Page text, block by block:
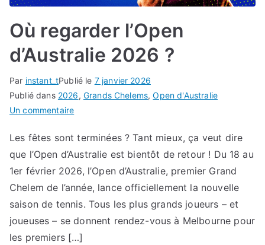
Où regarder l’Open
d’Australie 2026 ?
Par instant_tPublié le 7 janvier 2026
Publié dans 2026, Grands Chelems,Open d'Australie
Un commentairesur
regarder
l’Open
d’Australie
2026
?
Les fêtes sont terminées ? Tant mieux, ça veut dire
que l’Open d’Australie est bientôt de retour ! Du 18 au
1er février 2026, l’Open d’Australie, premier Grand
Chelem de l’année, lance officiellement la nouvelle
saison de tennis. Tous les plus grands joueurs – et
joueuses – se donnent rendez-vous à Melbourne pour
les premiers […]